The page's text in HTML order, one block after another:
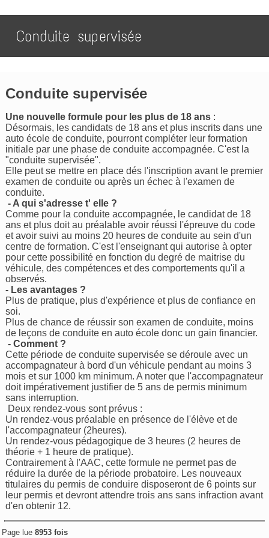
Conduite supervisée
Conduite supervisée
Une nouvelle formule pour les plus de 18 ans :
Désormais, les candidats de 18 ans et plus inscrits dans une
auto école de conduite, pourront compléter leur formation
initiale par une phase de conduite accompagnée. C'est la
"conduite supervisée".
Elle peut se mettre en place dés l'inscription avant le premier
examen de conduite ou après un échec à l'examen de
conduite.
- A qui s'adresse t' elle ?
Comme pour la conduite accompagnée, le candidat de 18
ans et plus doit au préalable avoir réussi l'épreuve du code
et avoir suivi au moins 20 heures de conduite au sein d'un
centre de formation. C'est l'enseignant qui autorise à opter
pour cette possibilité en fonction du degré de maitrise du
véhicule, des compétences et des comportements qu'il a
observés.
- Les avantages ?
Plus de pratique, plus d'expérience et plus de confiance en
soi.
Plus de chance de réussir son examen de conduite, moins
de leçons de conduite en auto école donc un gain financier.
- Comment ?
Cette période de conduite supervisée se déroule avec un
accompagnateur à bord d'un véhicule pendant au moins 3
mois et sur 1000 km minimum. A noter que l'accompagnateur
doit impérativement justifier de 5 ans de permis minimum
sans interruption.
Deux rendez-vous sont prévus :
Un rendez-vous préalable en présence de l'élève et de
l'accompagnateur (2heures).
Un rendez-vous pédagogique de 3 heures (2 heures de
théorie + 1 heure de pratique).
Contrairement à l'AAC, cette formule ne permet pas de
réduire la durée de la période probatoire. Les nouveaux
titulaires du permis de conduire disposeront de 6 points sur
leur permis et devront attendre trois ans sans infraction avant
d'en obtenir 12.
Page lue8953 fois